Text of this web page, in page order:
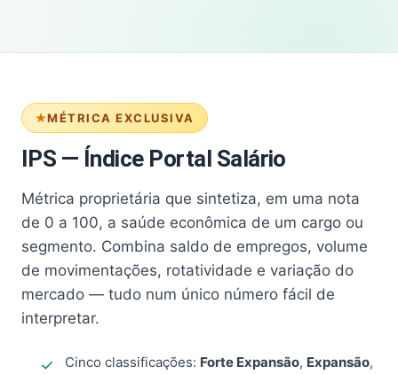
MÉTRICA EXCLUSIVA
IPS — Índice Portal Salário
Métrica proprietária que sintetiza, em uma nota
de 0 a 100, a saúde econômica de um cargo ou
segmento. Combina saldo de empregos, volume
de movimentações, rotatividade e variação do
mercado — tudo num único número fácil de
interpretar.
Cinco classificações: Forte Expansão, Expansão,